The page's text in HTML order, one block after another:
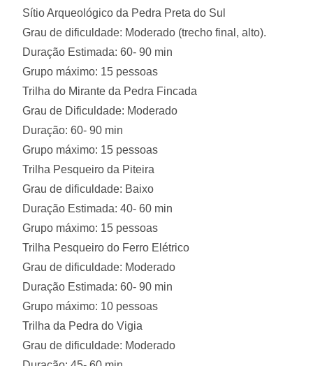
Sítio Arqueológico da Pedra Preta do Sul
Grau de dificuldade: Moderado (trecho final, alto).
Duração Estimada: 60- 90 min
Grupo máximo: 15 pessoas
Trilha do Mirante da Pedra Fincada
Grau de Dificuldade: Moderado
Duração: 60- 90 min
Grupo máximo: 15 pessoas
Trilha Pesqueiro da Piteira
Grau de dificuldade: Baixo
Duração Estimada: 40- 60 min
Grupo máximo: 15 pessoas
Trilha Pesqueiro do Ferro Elétrico
Grau de dificuldade: Moderado
Duração Estimada: 60- 90 min
Grupo máximo: 10 pessoas
Trilha da Pedra do Vigia
Grau de dificuldade: Moderado